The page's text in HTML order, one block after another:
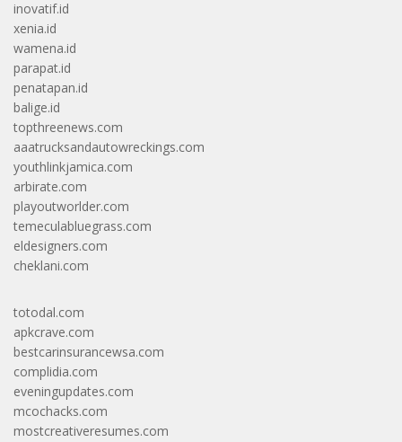
penatapan.id
balige.id
topthreenews.com
aaatrucksandautowreckings.com
youthlinkjamica.com
arbirate.com
playoutworlder.com
temeculabluegrass.com
eldesigners.com
cheklani.com
totodal.com
apkcrave.com
bestcarinsurancewsa.com
eveningupdates.com
mcochacks.com
mostcreativeresumes.com
oxcarttavern.com
riceandshinebrunch.com
shoesknowledge.com
aktualinformasi.id